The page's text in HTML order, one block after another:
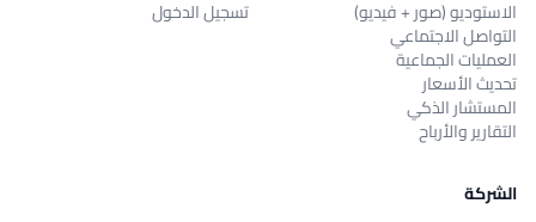
الاستوديو (صور + فيديو)
التواصل الاجتماعي
العمليات الجماعية
تحديث الأسعار
المستشار الذكي
التقارير والأرباح
تسجيل الدخول
الشركة